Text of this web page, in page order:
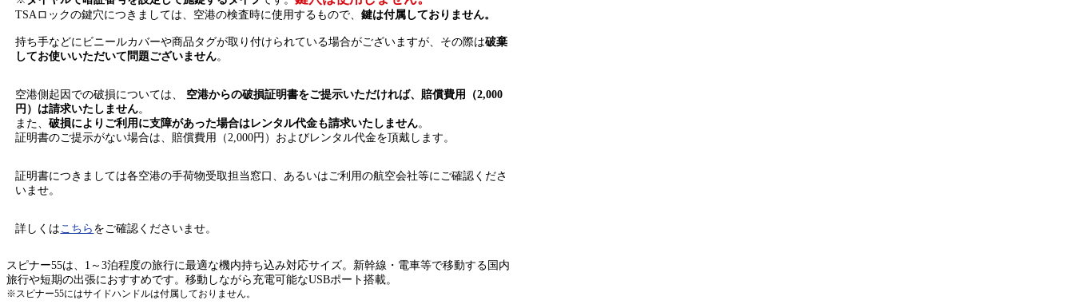
TSAロックの鍵穴につきましては、空港の検査時に使用するもので、鍵は付属しておりません。
持ち手などにビニールカバーや商品タグが取り付けられている場合がございますが、その際は破棄
してお使いいただいて問題ございません。
空港側起因での破損については、 空港からの破損証明書をご提示いただければ、賠償費用（2,000
円）は請求いたしません。
また、破損によりご利用に支障があった場合はレンタル代金も請求いたしません。
証明書のご提示がない場合は、賠償費用（2,000円）およびレンタル代金を頂戴します。
証明書につきましては各空港の手荷物受取担当窓口、あるいはご利用の航空会社等にご確認くださ
いませ。
詳しくは こちら をご確認くださいませ。
スピナー55は、1～3泊程度の旅行に最適な機内持ち込み対応サイズ。新幹線・電車等で移動する国内
旅行や短期の出張におすすめです。移動しながら充電可能なUSBポート搭載。
※スピナー55にはサイドハンドルは付属しておりません。